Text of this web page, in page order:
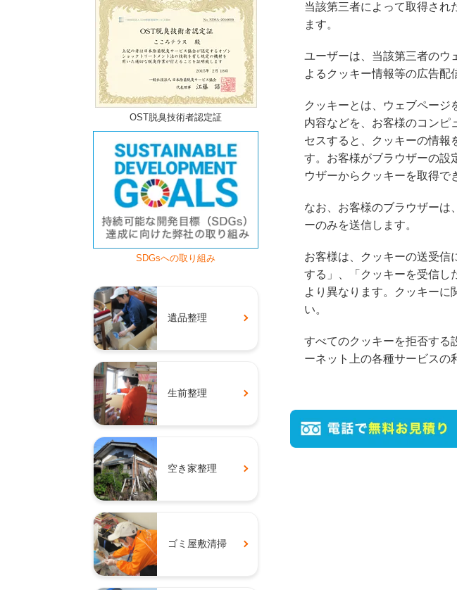
当該第三者によって取得され
ます。
ユーザーは、当該第三者のウ
よるクッキー情報等の広告配
クッキーとは、ウェブページ
内容などを、お客様のコンピ
セスすると、クッキーの情報
す。お客様がブラウザーの設
ウザーからクッキーを取得で
なお、お客様のブラウザーは
ーのみを送信します。
お客様は、クッキーの送受信
する」、「クッキーを受信し
より異なります。クッキーに
い。
すべてのクッキーを拒否する
ーネット上の各種サービスの
OST脱臭技術者認定証
SDGsへの取り組み
遺品整理
生前整理
空き家整理
ゴミ屋敷清掃